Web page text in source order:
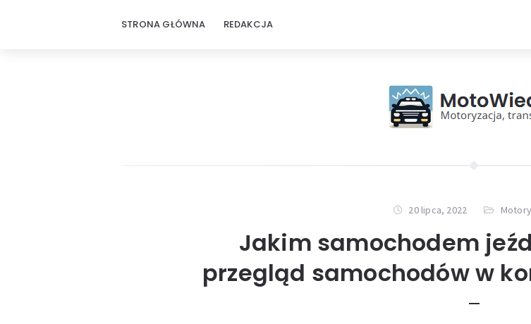
STRONA GŁÓWNA REDAKCJA
20 lipca, 2022
Jakim samochodem
przegląd samochodów w